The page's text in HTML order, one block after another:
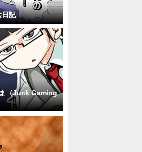
日記
（Junk Gaming